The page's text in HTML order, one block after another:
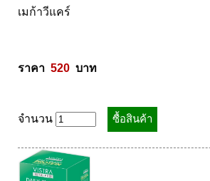
เมก้าวีแคร์
ราคา 520
  บาท
จำนวน